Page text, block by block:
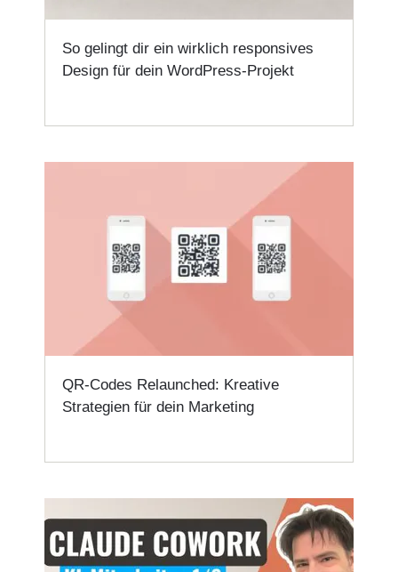
So gelingt dir ein wirklich responsives
Design für dein WordPress-Projekt
QR-Codes Relaunched: Kreative
Strategien für dein Marketing